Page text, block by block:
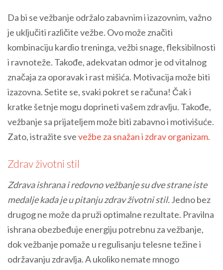
Da bi se vežbanje održalo zabavnim i izazovnim, važno
je uključiti različite vežbe. Ovo može značiti
kombinaciju kardio treninga, vežbi snage, fleksibilnosti
i ravnoteže. Takođe, adekvatan odmor je od vitalnog
značaja za oporavak i rast mišića. Motivacija može biti
izazovna. Setite se, svaki pokret se računa! Čak i
kratke šetnje mogu doprineti vašem zdravlju. Takođe,
vežbanje sa prijateljem može biti zabavno i motivišuće.
Zato, istražite svevežbe za snažan i zdrav organizam.
Zdrav životni stil
Zdrava ishrana i redovno vežbanje su dve strane iste
medalje kada je u pitanju zdrav životni stil.Jedno bez
drugog ne može da pruži optimalne rezultate. Pravilna
ishrana obezbeđuje energiju potrebnu za vežbanje,
dok vežbanje pomaže u regulisanju telesne težine i
održavanju zdravlja. A ukoliko nemate mnogo